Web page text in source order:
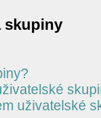
skupiny
uživatelské